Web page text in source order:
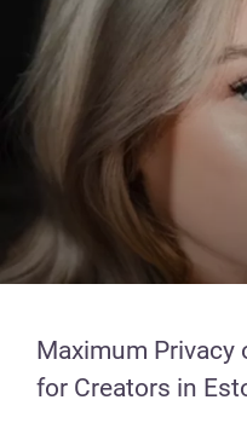
Maximum Privacy
for Creators in